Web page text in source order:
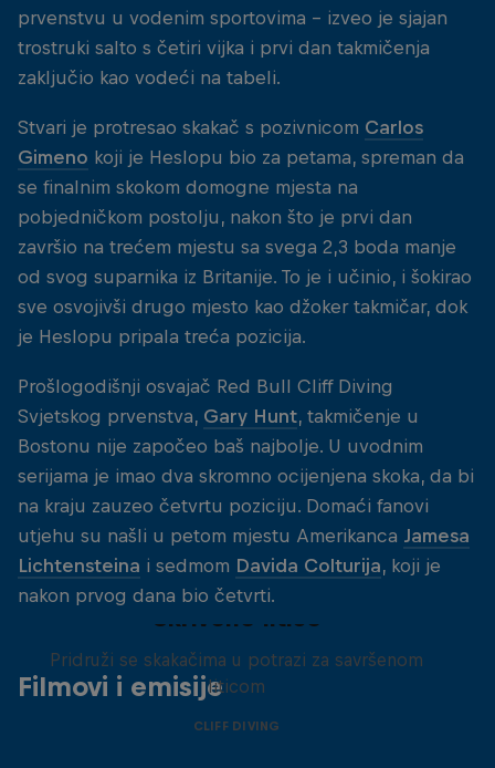
prvenstvu u vodenim sportovima - izveo je sjajan
trostruki salto s četiri vijka i prvi dan takmičenja
zaključio kao vodeći na tabeli.
Stvari je protresao skakač s pozivnicom Carlos
Gimeno koji je Heslopu bio za petama, spreman da
se finalnim skokom domogne mjesta na
pobjedničkom postolju, nakon što je prvi dan
završio na trećem mjestu sa svega 2,3 boda manje
od svog suparnika iz Britanije. To je i učinio, i šokirao
sve osvojivši drugo mjesto kao džoker takmičar, dok
je Heslopu pripala treća pozicija.
Prošlogodišnji osvajač Red Bull Cliff Diving
Svjetskog prvenstva, Gary Hunt, takmičenje u
Bostonu nije započeo baš najbolje. U uvodnim
serijama je imao dva skromno ocijenjena skoka, da bi
na kraju zauzeo četvrtu poziciju. Domaći fanovi
utjehu su našli u petom mjestu Amerikanca Jamesa
Lichtensteina i sedmom Davida Colturija, koji je
nakon prvog dana bio četvrti.
Filmovi i emisije
Skrivene litice
Pridruži se skakačima u potrazi za savršenom
liticom
CLIFF DIVING